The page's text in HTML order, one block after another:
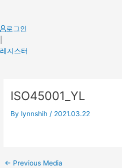
content
로그인
레지스터
ISO45001_YL
By lynnshih / 2021.03.22
navigation
← Previous Media